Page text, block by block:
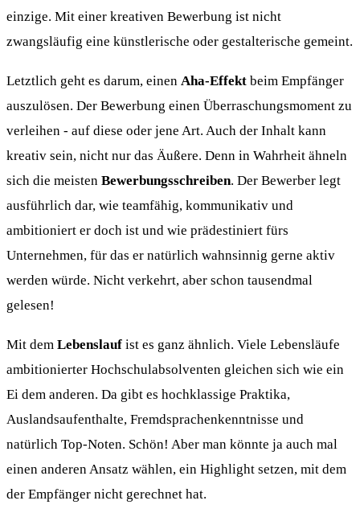
einzige. Mit einer kreativen Bewerbung ist nicht
zwangsläufig eine künstlerische oder gestalterische gemeint.
Letztlich geht es darum, einen Aha-Effekt beim Empfänger
auszulösen. Der Bewerbung einen Überraschungsmoment zu
verleihen - auf diese oder jene Art. Auch der Inhalt kann
kreativ sein, nicht nur das Äußere. Denn in Wahrheit ähneln
sich die meisten Bewerbungsschreiben. Der Bewerber legt
ausführlich dar, wie teamfähig, kommunikativ und
ambitioniert er doch ist und wie prädestiniert fürs
Unternehmen, für das er natürlich wahnsinnig gerne aktiv
werden würde. Nicht verkehrt, aber schon tausendmal
gelesen!
Mit dem Lebenslauf ist es ganz ähnlich. Viele Lebensläufe
ambitionierter Hochschulabsolventen gleichen sich wie ein
Ei dem anderen. Da gibt es hochklassige Praktika,
Auslandsaufenthalte, Fremdsprachenkenntnisse und
natürlich Top-Noten. Schön! Aber man könnte ja auch mal
einen anderen Ansatz wählen, ein Highlight setzen, mit dem
der Empfänger nicht gerechnet hat.